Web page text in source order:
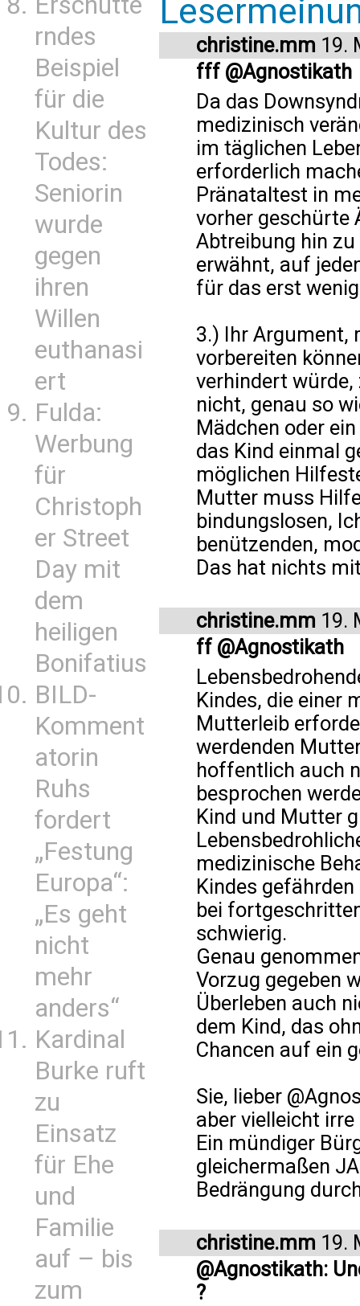
rndes
Beispiel
für die
Kultur des
Todes:
Seniorin
wurde
gegen
ihren
Willen
euthanasi
ert
Fulda:
Werbung
für
Christoph
er Street
Day mit
dem
heiligen
Bonifatius
BILD-
Komment
atorin
Ruhs
fordert
„Festung
Europa“:
„Es geht
nicht
mehr
anders“
Kardinal
Burke ruft
zu
Einsatz
für Ehe
und
Familie
auf – bis
zum
christine.mm 19.
fff @Agnostikath
Da das
medizinisch
im täglichen
erforderlich
Pränataltest in
vorher geschürte
Abtreibung hin
erwähnt, auf
für das erst
3.) Ihr Argument,
vorbereiten
verhindert
nicht, genau so
Mädchen oder
das Kind einmal
möglichen
Mutter muss
bindungslosen,
benützenden,
Das hat nichts
christine.mm 19.
ff @Agnostikath
Kindes, die einer
Mutterleib
werdenden
hoffentlich auch
besprochen
Kind und Mutter
medizinische
Kindes
bei
schwierig.
Genau
Vorzug gegeben
Überleben auch
dem Kind, das
Chancen auf ein
Sie, lieber
aber vielleicht
Ein mündiger
gleichermaßen
Bedrängung
christine.mm 19.
@Agnostikath:
?